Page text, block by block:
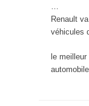
Renault
véhicules
le meilleur